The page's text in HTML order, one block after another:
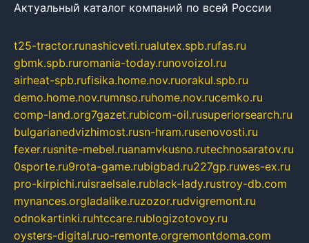
Актуальный каталог компаний по всей России
t25-tractor.runashicveti.rualutex.spb.rufas.ru
gbmk.spb.ruromania-today.runovoizol.ru
airheat-spb.rufisika.home.nov.ruorakul.spb.ru
demo.home.nov.rumnso.ruhome.nov.rucemko.ru
comp-land.org7gazet.rubicom-oil.rusuperiorsearch.ru
bulgarianedvizhimost.rusn-hram.rusenovosti.ru
fexer.rusnite-mebel.ruanamvkusno.rutechnosaratov.ru
0sporte.ru9rota-game.rubigbad.ru227gp.ruwes-ex.ru
pro-kirpichi.ruisraelsale.rublack-lady.rustroy-db.com
mynances.orgladalike.ruzozor.rudvigremont.ru
odnokartinki.ruhtccare.rublogizotovoy.ru
oysters-digital.ruo-remonte.orgremontdoma.com